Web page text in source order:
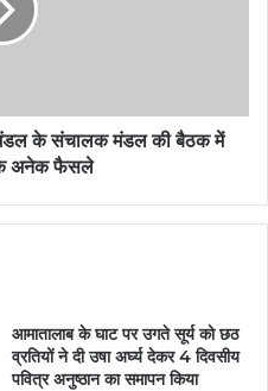
मंडल के संचालक मंडल की बैठक में
के अनेक फैसले
आमातालाब के घाट पर उगते सूर्य को छठ
व्रतियों ने दी उषा अर्घ्य देकर 4 दिवसीय
पवित्र अनुष्ठान का समापन किया